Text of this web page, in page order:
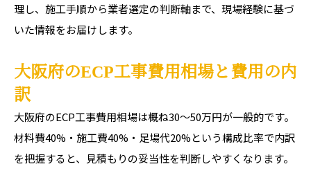
理し、施工手順から業者選定の判断軸まで、現場経験に基づ
いた情報をお届けします。
大阪府のECP工事費用相場と費用の内
訳
大阪府のECP工事費用相場は概ね30〜50万円が一般的です。
材料費40%・施工費40%・足場代20%という構成比率で内訳
を把握すると、見積もりの妥当性を判断しやすくなります。